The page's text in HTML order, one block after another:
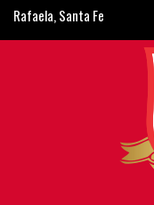
Rafaela, Santa Fe
ligarafaelina@gmail.com